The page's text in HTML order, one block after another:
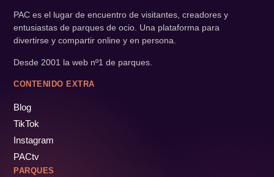
PAC es el lugar de encuentro de visitantes, creadores y
entusiastas de parques de ocio. Una plataforma para
divertirse y compartir online y en persona.
Desde 2001 la web nº1 de parques.
CONTENIDO EXTRA
Blog
TikTok
Instagram
PACtv
PARQUES